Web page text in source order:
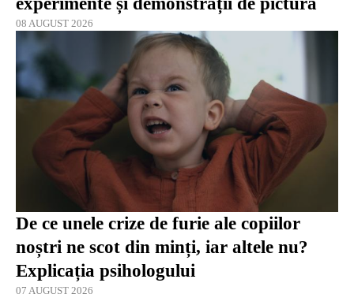
08 AUGUST 2026
De ce unele crize de furie ale copiilor
noștri ne scot din minți, iar altele nu?
Explicația psihologului
07 AUGUST 2026